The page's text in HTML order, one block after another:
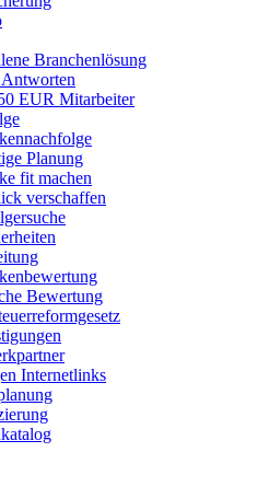
Branchenlösung
EUR Mitarbeiter
Planung
fit machen
verschaffen
Bewertung
Internetlinks